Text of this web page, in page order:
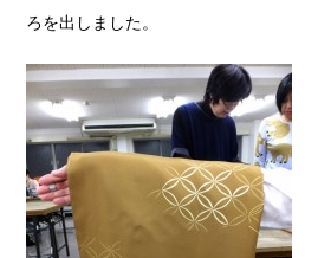
ろを出しました。